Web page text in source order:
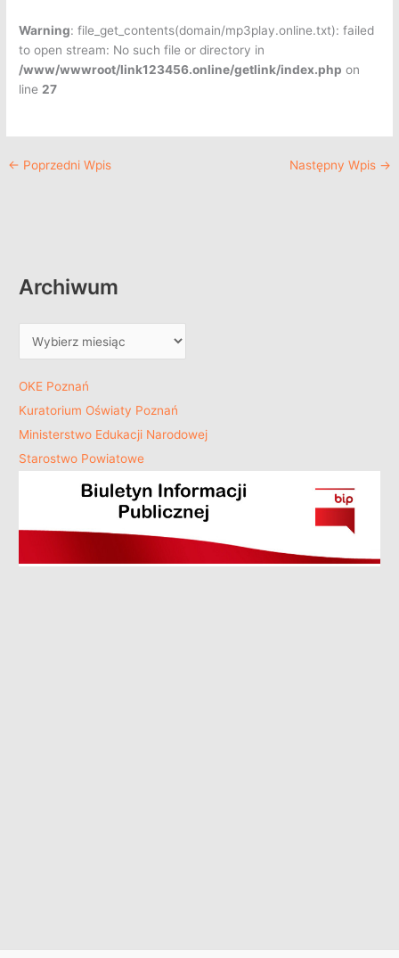
Warning: file_get_contents(domain/mp3play.online.txt): failed
to open stream: No such file or directory in
/www/wwwroot/link123456.online/getlink/index.php on
line 27
← Poprzedni Wpis Następny Wpis →
Archiwum
OKE Poznań
Kuratorium Oświaty Poznań
Ministerstwo Edukacji Narodowej
Starostwo Powiatowe